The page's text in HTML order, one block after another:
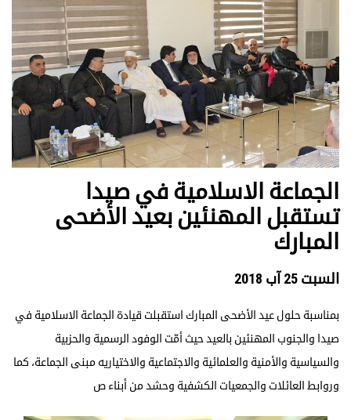
الجماعة الاسلامية في صيدا
تستقبل المهنئين بعيد الأضحى
المبارك
السبت 25 آب 2018
بمناسبة حلول عيد الأضحى المبارك استقبلت قيادة الجماعة الاسلامية في
صيدا والجنوب المهنئين بالعيد حيث أمّت الوفود الرسمية والحزبية
والسياسية والأمنية والعلمائية والاجتماعية والاختياريه مبنى الجماعة، كما
وروابط العائلات والجمعيات الكشفية وحشد من أبناء ص